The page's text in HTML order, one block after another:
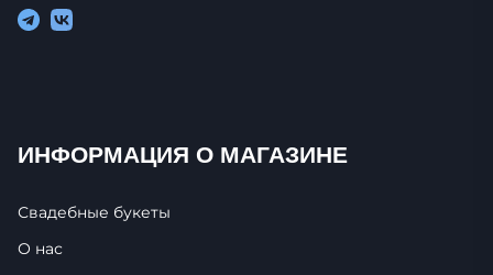
ИНФОРМАЦИЯ О МАГАЗИНЕ
Свадебные букеты
О нас